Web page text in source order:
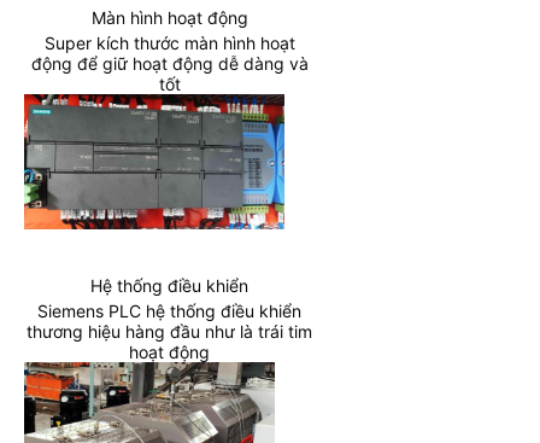
Màn hình hoạt động
Super kích thước màn hình hoạt
động để giữ hoạt động dễ dàng và
tốt
Hệ thống điều khiển
Siemens PLC hệ thống điều khiển
thương hiệu hàng đầu như là trái tim
hoạt động